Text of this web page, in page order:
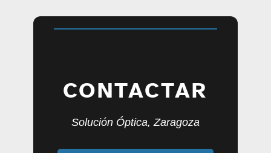
CONTACTAR
Solución Óptica, Zaragoza